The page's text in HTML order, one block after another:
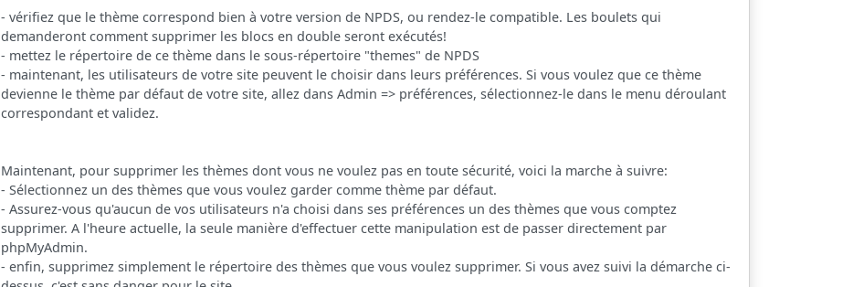
- vérifiez que le thème correspond bien à votre version de NPDS, ou rendez-le compatible. Les boulets qui
demanderont comment supprimer les blocs en double seront exécutés!
- mettez le répertoire de ce thème dans le sous-répertoire "themes" de NPDS
- maintenant, les utilisateurs de votre site peuvent le choisir dans leurs préférences. Si vous voulez que ce thème
devienne le thème par défaut de votre site, allez dans Admin => préférences, sélectionnez-le dans le menu déroulant
correspondant et validez.
Maintenant, pour supprimer les thèmes dont vous ne voulez pas en toute sécurité, voici la marche à suivre:
- Sélectionnez un des thèmes que vous voulez garder comme thème par défaut.
- Assurez-vous qu'aucun de vos utilisateurs n'a choisi dans ses préférences un des thèmes que vous comptez
supprimer. A l'heure actuelle, la seule manière d'effectuer cette manipulation est de passer directement par
phpMyAdmin.
- enfin, supprimez simplement le répertoire des thèmes que vous voulez supprimer. Si vous avez suivi la démarche ci-